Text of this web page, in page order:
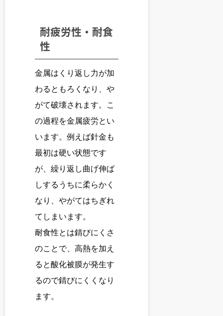
耐疲労性・耐食
性
金属はくり返し力が加
わるともろくなり、や
がて破壊されます。こ
の過程を金属疲労とい
います。例えば針金も
最初は硬い状態です
が、繰り返し曲げ伸ば
しするうちに柔らかく
なり、やがてはちぎれ
てしまいます。
耐食性とは錆びにくさ
のことで、高熱を加え
ると酸化被膜が発生す
るので錆びにくくなり
ます。